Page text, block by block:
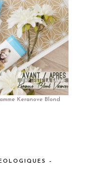
Keranove Blond
–